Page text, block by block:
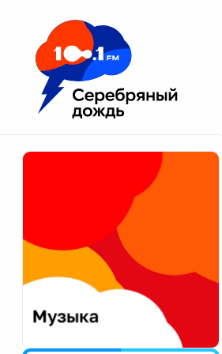
Москва 100.1 FM
Апатиты
Екатеринбург
Калининград
Калуга